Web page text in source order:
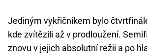
Jediným vykřičníkem bylo
kde zvítězili až v prodloužení.
znovu v jejich absolutní režii a po